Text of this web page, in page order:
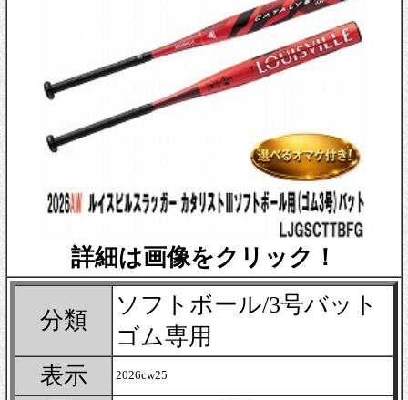
詳細は画像をクリック！
分類
ソフトボール/3号バット
ゴム専用
表示
2026cw25